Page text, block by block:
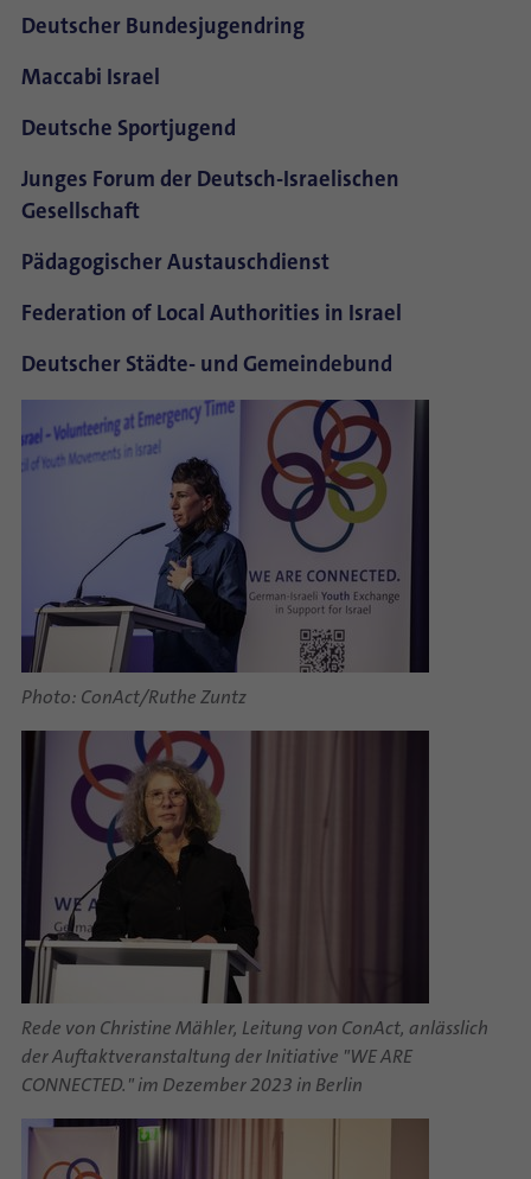
Deutscher Bundesjugendring
Maccabi Israel
Deutsche Sportjugend
Junges Forum der Deutsch-Israelischen
Gesellschaft
Pädagogischer Austauschdienst
Federation of Local Authorities in Israel
Deutscher Städte- und Gemeindebund
Photo: ConAct/Ruthe Zuntz
Rede von Christine Mähler, Leitung von ConAct, anlässlich
der Auftaktveranstaltung der Initiative "WE ARE
CONNECTED." im Dezember 2023 in Berlin